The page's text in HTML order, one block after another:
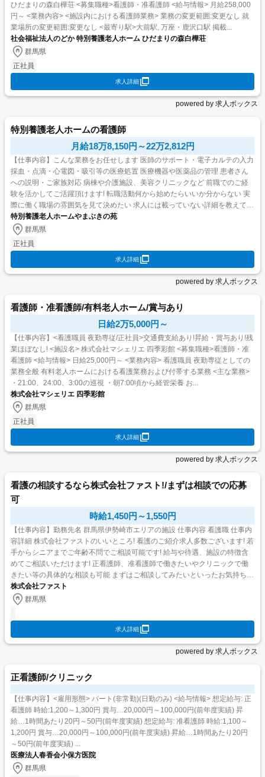
ひだまりの森白樺荘 <募集職種>看護師・准看護師 <給与情報> 月給258,000
円～ <業務内容> <施設内における看護師業務> 業務の変更範囲:変更なし 就
業場所の変更範囲:変更なし <最寄り駅>大前駅, 万座・鹿沢口駅 掲載...
社会福祉法人のどか 特別養護老人ホーム ひだまりの森白樺荘
群馬県
正社員
求人詳細
powered by 求人ボックス
特別養護老人ホームの看護師
月給18万8,150円～22万2,812円
【仕事内容】こんな業務をお任せします 医師のサポート・電子カルテの入力
採血・点滴・心電図・吸引等の医療処置 医療機器や医薬品の管理 患者さん
への説明・ご家族対応 病棟や介護施設、美容クリニックなど 前職でのご経
験を活かしてご活躍頂けます! 転職活動何から始めたらいいか分からない 実
際に働く職場の雰囲気を見て決めたい 求人には載っていない詳細を教えて欲
しい など、あなたの不安・...
特別養護老人ホームやまぶきの苑
群馬県
正社員
求人詳細
powered by 求人ボックス
看護師・准看護師/有料老人ホーム/賞与あり
日給2万5,000円～
【仕事内容】<看護職員 夜勤専従/正社員>交通費支給あり!昇給・賞与あり!残
業ほぼなし! <施設名> 株式会社マシェリエ 四季彩館 <募集職種>看護師・准
看護師 <給与情報> 日給25,000円～ <業務内容> 看護職員 夜勤専従としての
業務全般 有料老人ホームにおける看護業務および付帯する業務 <主な業務>
・21:00、24:00、3:00の巡視 ・朝7:00頃から経管栄養 お...
株式会社マシェリエ 四季彩館
群馬県
正社員
求人詳細
powered by 求人ボックス
看護の相談するなら株式会社ファスト!/まずは相談での応募
可
時給1,450円～1,550円
【仕事内容】勤務先名 群馬県伊勢崎市エリアの施設 仕事内容 看護職 仕事内
容詳細 株式会社ファストのいいところ! 看護のご紹介求人多数ございます! 若
手からシニアまでご年齢不問でご相談可能です! 給与や待遇、施設の特徴含
めてご相談いただけます! 正看護師、准看護師で働きたいやクリニックで働
きたい等の具体的な相談も可能 まずはご相談してみたいといったお気持ちか
らのご応募でも構...
株式会社ファスト
群馬県
求人詳細
powered by 求人ボックス
正看護師/クリニック
【仕事内容】<雇用形態> パート(非常勤)(日勤のみ) <給与情報> 想定給与: 正
看護師 時給:1,200～1,300円 賞与…20,000円～100,000円(前年度実績) 昇
給…1時間あたり20円～50円(前年度実績) 想定給与: 准看護師 時給:1,100～
1,200円 賞与…20,000円～100,000円(前年度実績) 昇給…1時間あたり20円
～50円(前年度実績) ...
医療法人春香会小保方医院
群馬県